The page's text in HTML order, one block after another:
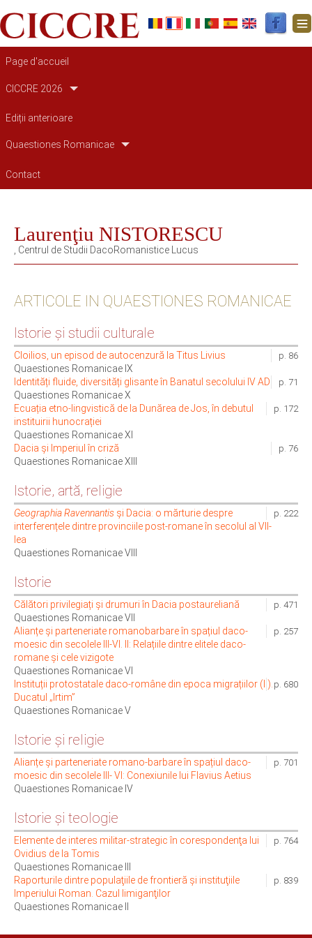
Navigation principale
Page d'accueil
CICCRE 2026
Ediții anterioare
Quaestiones Romanicae
Contact
Laurenţiu NISTORESCU
, Centrul de Studii DacoRomanistice Lucus
ARTICOLE IN QUAESTIONES ROMANICAE
Istorie și studii culturale
p. 86
Cloilios, un episod de autocenzură la Titus Livius
Quaestiones Romanicae IX
p. 71
Identități fluide, diversități glisante în Banatul secolului IV AD
Quaestiones Romanicae X
p. 172
Ecuația etno-lingvistică de la Dunărea de Jos, în debutul
instituirii hunocrației
Quaestiones Romanicae XI
p. 76
Dacia și Imperiul în criză
Quaestiones Romanicae XIII
Istorie, artă, religie
p. 222
Geographia Ravennantis și Dacia: o mărturie despre
interferențele dintre provinciile post-romane în secolul al VII-
lea
Quaestiones Romanicae VIII
Istorie
p. 471
Călători privilegiați și drumuri în Dacia postaureliană
Quaestiones Romanicae VII
p. 257
Alianțe și parteneriate romanobarbare în spațiul daco-
moesic din secolele III-VI. II: Relațiile dintre elitele daco-
romane și cele vizigote
Quaestiones Romanicae VI
p. 680
Instituții protostatale daco-române din epoca migrațiilor (II).
Ducatul „Irtim”
Quaestiones Romanicae V
Istorie şi religie
p. 701
Alianțe și parteneriate romano-barbare în spațiul daco-
moesic din secolele III- VI: Conexiunile lui Flavius Aetius
Quaestiones Romanicae IV
Istorie și teologie
p. 764
Elemente de interes militar-strategic în corespondenţa lui
Ovidius de la Tomis
Quaestiones Romanicae III
p. 839
Raporturile dintre populaţiile de frontieră şi instituţiile
Imperiului Roman. Cazul limiganţilor
Quaestiones Romanicae II